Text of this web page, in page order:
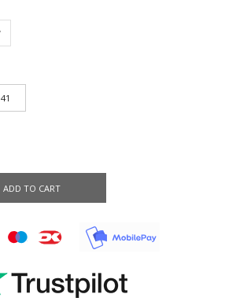
41
ADD TO CART